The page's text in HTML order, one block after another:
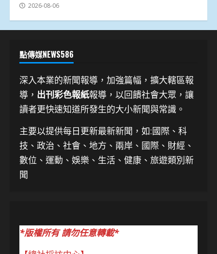
2026-08-06
點傳媒NEWS586
深入本業的新聞報導，加強篇幅，擴大轄區報
導， 出刊彩色報紙報導，以回饋社會大眾，讓
讀者更快速知道所發生的大小新聞與常識。
主要以提供每日更新最新新聞 ，如:國際、科
技、 政治、社會、地方、兩岸、國際、財經、
數位、運動、娛樂、生活、健康、旅遊類別新
聞
*版權所有 請勿任意轉載*